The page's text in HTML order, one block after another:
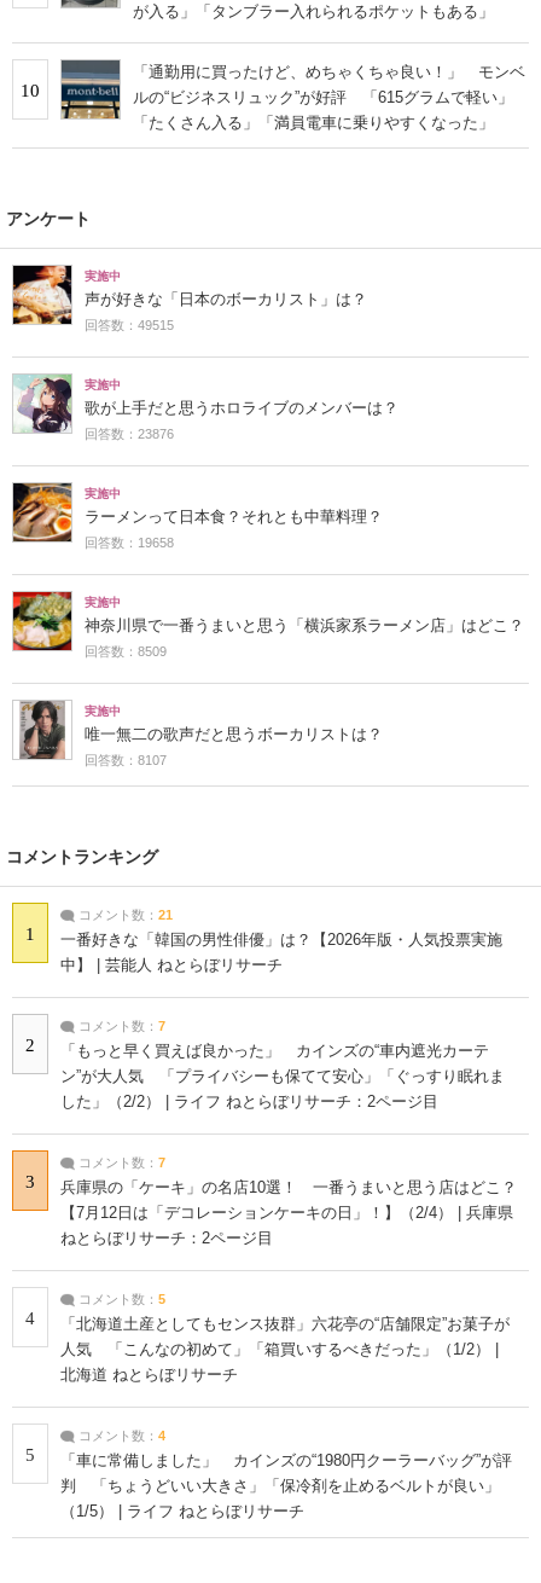
が入る」「タンブラー入れられるポケットもある」
10
「通勤用に買ったけど、めちゃくちゃ良い！」 モンベ
ルの“ビジネスリュック”が好評 「615グラムで軽い」
「たくさん入る」「満員電車に乗りやすくなった」
アンケート
実施中
声が好きな「日本のボーカリスト」は？
回答数：49515
実施中
歌が上手だと思うホロライブのメンバーは？
回答数：23876
実施中
ラーメンって日本食？それとも中華料理？
回答数：19658
実施中
神奈川県で一番うまいと思う「横浜家系ラーメン店」はどこ？
回答数：8509
実施中
唯一無二の歌声だと思うボーカリストは？
回答数：8107
コメントランキング
1
コメント数： 21
一番好きな「韓国の男性俳優」は？【2026年版・人気投票実施
中】 | 芸能人 ねとらぼリサーチ
2
コメント数： 7
「もっと早く買えば良かった」 カインズの“車内遮光カーテ
ン”が大人気 「プライバシーも保てて安心」「ぐっすり眠れま
した」（2/2） | ライフ ねとらぼリサーチ：2ページ目
3
コメント数： 7
兵庫県の「ケーキ」の名店10選！ 一番うまいと思う店はどこ？
【7月12日は「デコレーションケーキの日」！】（2/4） | 兵庫県
ねとらぼリサーチ：2ページ目
4
コメント数： 5
「北海道土産としてもセンス抜群」六花亭の“店舗限定”お菓子が
人気 「こんなの初めて」「箱買いするべきだった」（1/2） |
北海道 ねとらぼリサーチ
5
コメント数： 4
「車に常備しました」 カインズの“1980円クーラーバッグ”が評
判 「ちょうどいい大きさ」「保冷剤を止めるベルトが良い」
（1/5） | ライフ ねとらぼリサーチ